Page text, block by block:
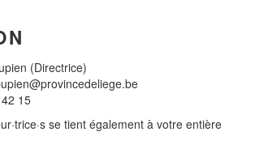
(Directrice)
15
se tient également à votre entière